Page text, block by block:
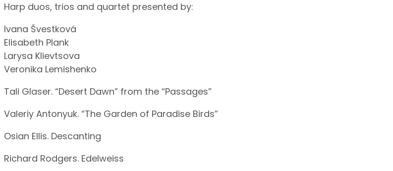
Harp duos, trios and quartet presented by:
Ivana Švestková
Elisabeth Plank
Larysa Klievtsova
Veronika Lemishenko
Tali Glaser. “Desert Dawn” from the “Passages”
Valeriy Antonyuk. “The Garden of Paradise Birds”
Osian Ellis. Descanting
Richard Rodgers. Edelweiss